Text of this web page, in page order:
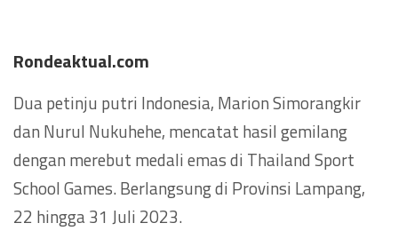
Rondeaktual.com
Dua petinju putri Indonesia, Marion Simorangkir
dan Nurul Nukuhehe, mencatat hasil gemilang
dengan merebut medali emas di Thailand Sport
School Games. Berlangsung di Provinsi Lampang,
22 hingga 31 Juli 2023.